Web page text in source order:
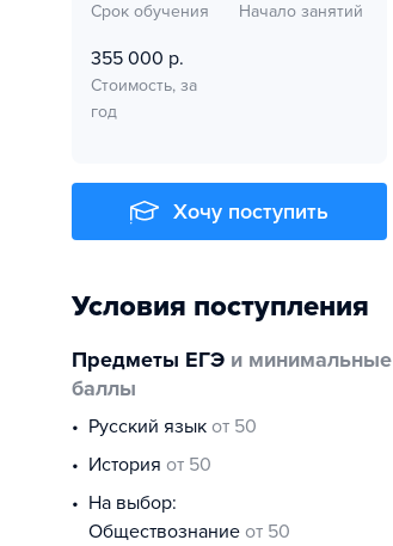
Срок обучения Начало занятий
355 000 р.
Стоимость, за
год
Хочу поступить
Условия поступления
Предметы ЕГЭ и минимальные
баллы
русский язык от 50
история от 50
На выбор:
обществознание от 50